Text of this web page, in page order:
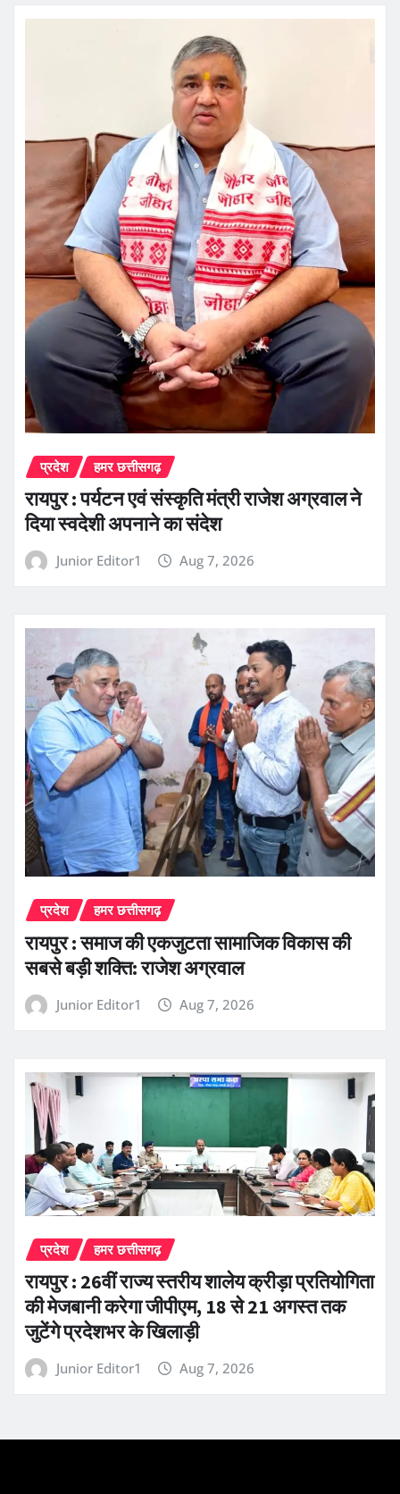
प्रदेश हमर छत्तीसगढ़
रायपुर : पर्यटन एवं संस्कृति मंत्री राजेश अग्रवाल ने
दिया स्वदेशी अपनाने का संदेश
Junior Editor1 Aug 7, 2026
प्रदेश हमर छत्तीसगढ़
रायपुर : समाज की एकजुटता सामाजिक विकास की
सबसे बड़ी शक्ति: राजेश अग्रवाल
Junior Editor1 Aug 7, 2026
प्रदेश हमर छत्तीसगढ़
रायपुर : 26वीं राज्य स्तरीय शालेय क्रीड़ा प्रतियोगिता
की मेजबानी करेगा जीपीएम, 18 से 21 अगस्त तक
जुटेंगे प्रदेशभर के खिलाड़ी
Junior Editor1 Aug 7, 2026